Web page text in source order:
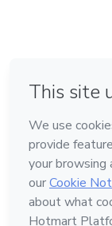
Feito com ❤ em
Conheça a
Idioma